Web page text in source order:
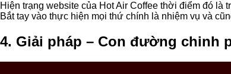
Hiện trạng website của Hot Air Coffee thời điểm đó
Bắt tay vào thực hiện mọi thứ chính là nhiệm vụ và
4. Giải pháp – Con đường chinh